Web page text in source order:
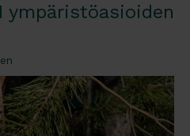
ympäristöasioiden